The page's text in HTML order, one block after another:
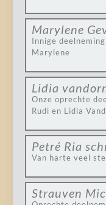
Marylene
Innige
Marylene
Lidia
Onze oprechte
Rudi en Lidia
Petré Ria
Van harte veel
Strauven